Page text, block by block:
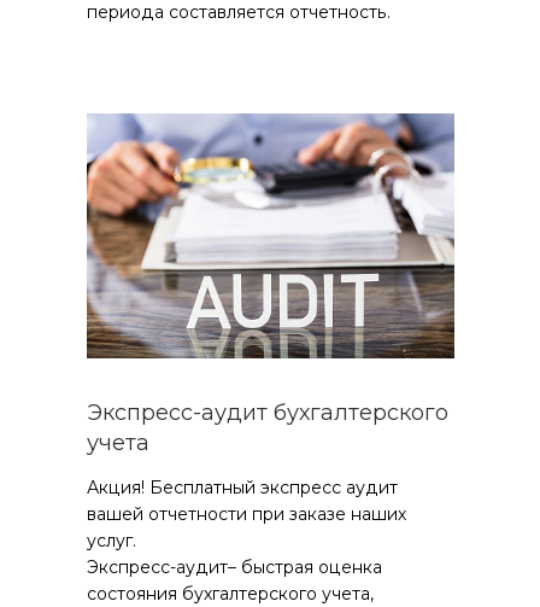
периода составляется отчетность.
Экспресс-аудит бухгалтерского
учета
Акция! Бесплатный экспресс аудит
вашей отчетности при заказе наших
услуг.
Экспресс-аудит– быстрая оценка
состояния бухгалтерского учета,